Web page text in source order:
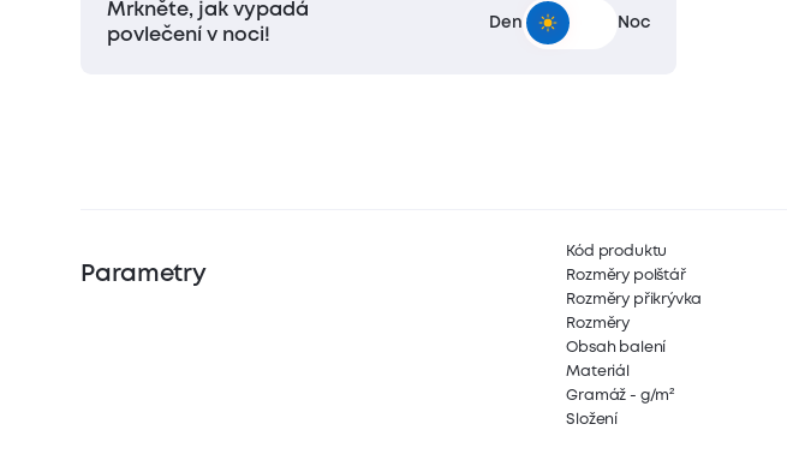
Mrkněte, jak vypadá
povlečení v noci!
Den Noc
Parametry
Kód produktu
Rozměry polštář
Rozměry přikrývka
Rozměry
Obsah balení
Materiál
Gramáž - g/m²
Složení